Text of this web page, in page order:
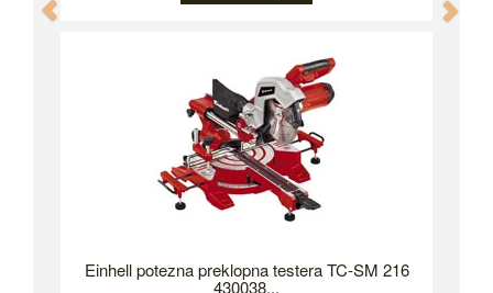
Einhell potezna preklopna testera TC-SM 216
430038...